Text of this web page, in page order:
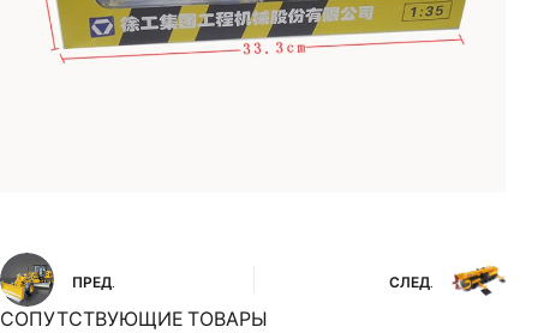
ПРЕД. СЛЕД.
СОПУТСТВУЮЩИЕ ТОВАРЫ